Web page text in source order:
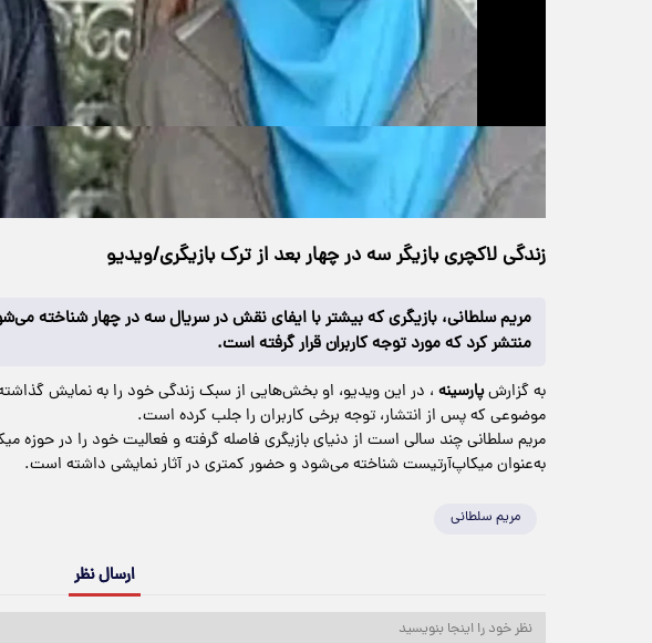
حجم ویدیو: 4.76M |مدت زمان ویدیو: 00:00:29
خانه>چندرسانه‌ای ۲۱:۳۴ 170 بازدید
زندگی لاکچری بازیگر سه در چهار بعد از ترک بازیگری/ویدیو
مریم سلطانی، بازیگری که بیشتر با ایفای نقش در سریال سه در چهار شناخته
منتشر کرد که مورد توجه کاربران قرار گرفته است.
به گزارشپارسینه ، در این ویدیو، او بخش‌هایی از سبک زندگی خود را به نمایش
موضوعی که پس از انتشار، توجه برخی کاربران را جلب کرده است.
مریم سلطانی چند سالی است از دنیای بازیگری فاصله گرفته و فعالیت خود را در حوزه
به‌عنوان میکاپ‌آرتیست شناخته می‌شود و حضور کمتری در آثار نمایشی داشته است.
مریم سلطانی
ارسال نظر